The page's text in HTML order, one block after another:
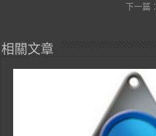
下一篇：
相關文章